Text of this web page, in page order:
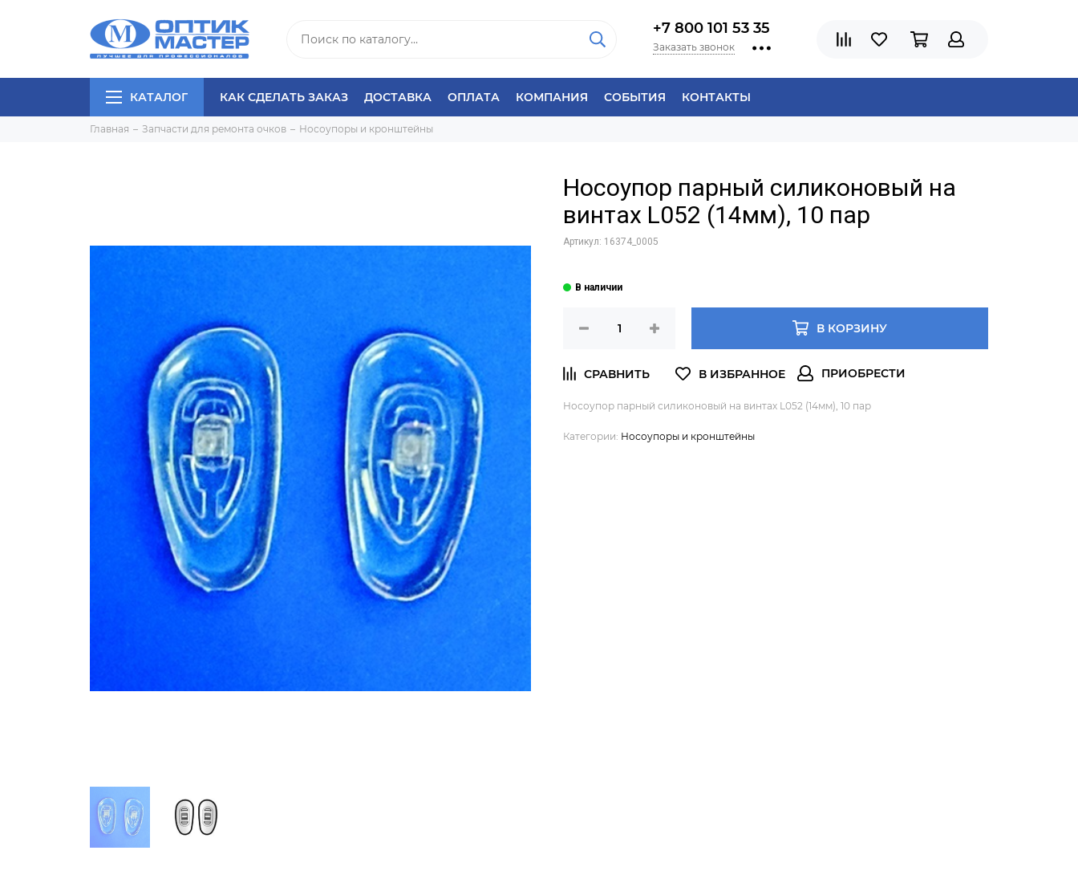
+7 800 101 53 35
Заказать звонок
КАТАЛОГ КАК СДЕЛАТЬ ЗАКАЗ ДОСТАВКА ОПЛАТА КОМПАНИЯ СОБЫТИЯ КОНТАКТЫ
Главная Запчасти для ремонта очков Носоупоры и кронштейны
Носоупор парный силиконовый на
винтах L052 (14мм), 10 пар
Артикул: 16374_0005
В КОРЗИНУ
Носоупор парный силиконовый на винтах L052 (14мм), 10 пар
Категории: Носоупоры и кронштейны